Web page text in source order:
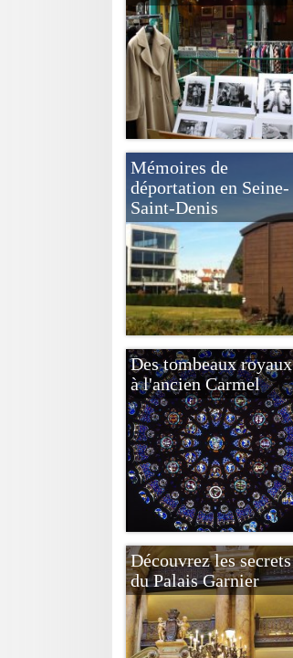
Mémoires de
déportation en Seine-
Saint-Denis
Des tombeaux royaux
à l'ancien Carmel
Découvrez les secrets
du Palais Garnier